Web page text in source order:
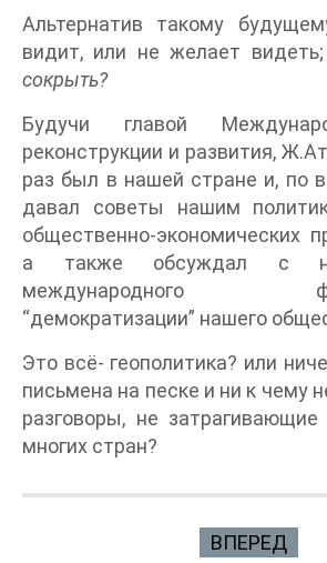
Альтернатив такому
видит, или не желает видеть;
сокрыть?
Будучи главой
реконструкции и развития,
раз был в нашей стране и, по
давал советы нашим
общественно-экономических
а также обсуждал с
международного
“демократизации” нашего
Это всё- геополитика? или
письмена на песке и ни к чему
разговоры, не
многих стран?
ВПЕРЕД